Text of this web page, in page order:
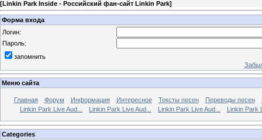
[Linkin Park Inside - Российский фан-сайт Linkin Park]
Форма входа
Логин:
Пароль:
запомнить
Меню сайта
Главная Форум Информация Интересное Тексты песен Переводы песен
Linkin Park Live Aud...
Linkin Park Live Aud... Linkin Park Live Aud... Linkin Park
Categories